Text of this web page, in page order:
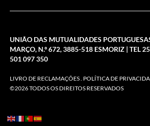
UNIÃO DAS MUTUALIDADES
MARÇO, N.º 672, 3885-518 ESMORIZ | TEL
501 097 350
LIVRO DE RECLAMAÇÕES POLÍTICA DE
©2026 TODOS OS DIREITOS RESERVADOS